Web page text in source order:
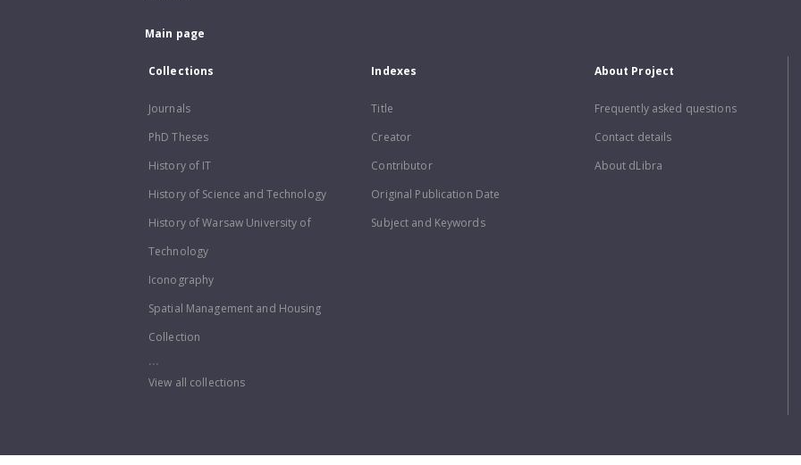
Main page
Collections
Journals
PhD Theses
History of IT
History of Science and Technology
History of Warsaw University of
Technology
Iconography
Spatial Management and Housing
Collection
...
View all collections
Indexes
Title
Creator
Contributor
Original Publication Date
Subject and Keywords
About Project
Frequently asked questions
Contact details
About dLibra